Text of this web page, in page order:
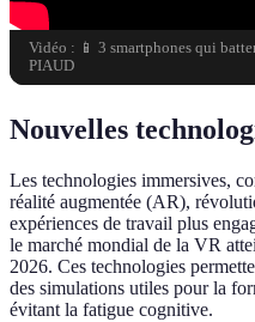
Vidéo : 📱 3 smartphones qui
PIAUD
Nouvelles
Les technologies immersives,
réalité augmentée (AR),
expériences de travail plus
le marché mondial de la VR
2026. Ces technologies
des simulations utiles pour la
évitant la fatigue cognitive.